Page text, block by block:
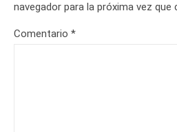
navegador para la próxima vez que
Comentario *